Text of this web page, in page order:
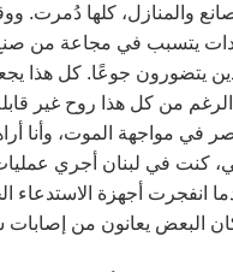
والمنازل، كلها دُمرت.
يتسبب في مجاعة من صنع
يتضورون جوعًا. كل هذا
في مواجهة الموت، وأنا
كنت في لبنان أجري
انفجرت أجهزة الاستدعاء
البعض يعانون من إصابات